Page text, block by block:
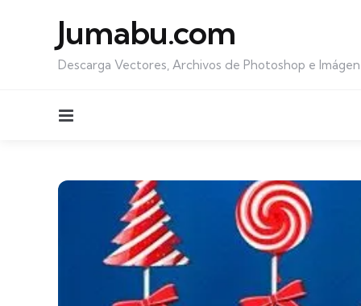
Jumabu.com
Descarga Vectores, Archivos de Photoshop e